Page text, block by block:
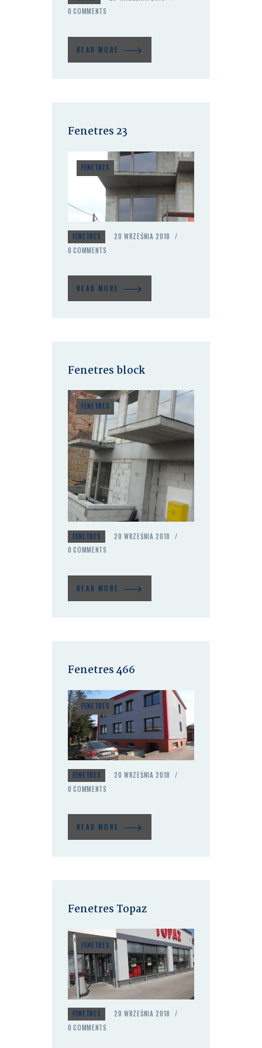
0 COMMENTS
READ MORE
Fenetres 23
FENETRES
FENETRES
20 WRZEŚNIA 2018
0 COMMENTS
READ MORE
Fenetres block
FENETRES
FENETRES
20 WRZEŚNIA 2018
0 COMMENTS
READ MORE
Fenetres 466
FENETRES
FENETRES
20 WRZEŚNIA 2018
0 COMMENTS
READ MORE
Fenetres Topaz
FENETRES
FENETRES
20 WRZEŚNIA 2018
0 COMMENTS